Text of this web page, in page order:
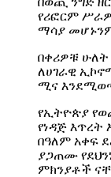
የሪፎርም
ማሳያ
በቀሪዎቹ
ለሀገራዊ
ሚና
የኢትዮጵያ
የነዳጅ እጥረት
በዓለም አቀፍ
ያጋጠሙ
ምክንያቶች